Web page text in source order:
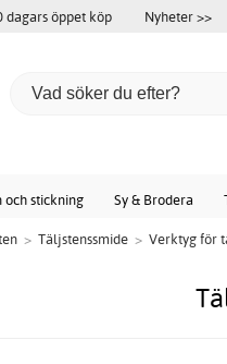
dagars öppet köp Nyheter >>
och stickning Sy & Brodera
> Täljstenssmide > Verktyg för